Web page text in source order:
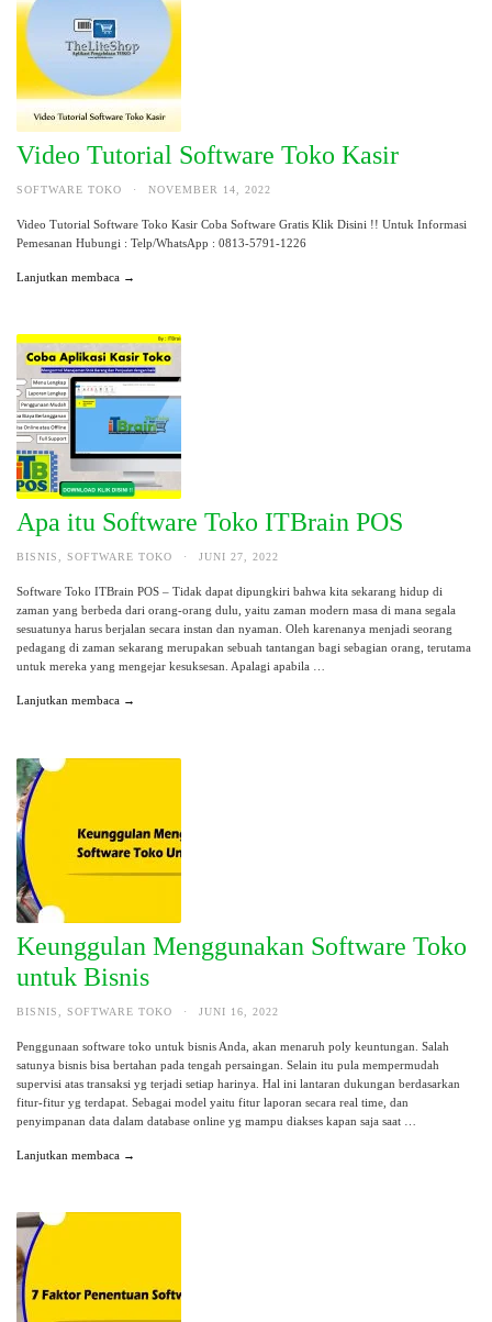
Video Tutorial Software Toko Kasir
SOFTWARE TOKO · NOVEMBER 14, 2022
Video Tutorial Software Toko Kasir Coba Software Gratis Klik Disini !! Untuk Informasi
Pemesanan Hubungi : Telp/WhatsApp : 0813-5791-1226
Lanjutkan membaca →
Apa itu Software Toko ITBrain POS
BISNIS, SOFTWARE TOKO · JUNI 27, 2022
Software Toko ITBrain POS – Tidak dapat dipungkiri bahwa kita sekarang hidup di
zaman yang berbeda dari orang-orang dulu, yaitu zaman modern masa di mana segala
sesuatunya harus berjalan secara instan dan nyaman. Oleh karenanya menjadi seorang
pedagang di zaman sekarang merupakan sebuah tantangan bagi sebagian orang, terutama
untuk mereka yang mengejar kesuksesan. Apalagi apabila …
Lanjutkan membaca →
Keunggulan Menggunakan Software Toko
untuk Bisnis
BISNIS SOFTWARE TOKO · JUNI 16, 2022
Penggunaan software toko untuk bisnis Anda, akan menaruh poly keuntungan. Salah
satunya bisnis bisa bertahan pada tengah persaingan. Selain itu pula mempermudah
supervisi atas transaksi yg terjadi setiap harinya. Hal ini lantaran dukungan berdasarkan
fitur-fitur yg terdapat. Sebagai model yaitu fitur laporan secara real time, dan
penyimpanan data dalam database online yg mampu diakses kapan saja saat …
Lanjutkan membaca →